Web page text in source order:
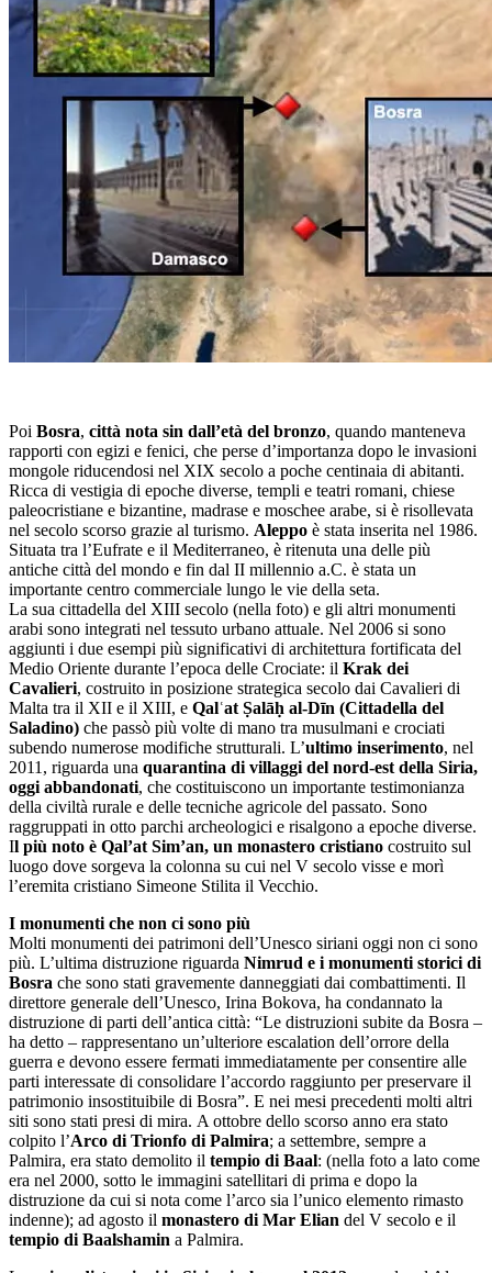
Poi Bosra, città nota sin dall’età del bronzo, quando manteneva
rapporti con egizi e fenici, che perse d’importanza dopo le invasioni
mongole riducendosi nel XIX secolo a poche centinaia di abitanti.
Ricca di vestigia di epoche diverse, templi e teatri romani, chiese
paleocristiane e bizantine, madrase e moschee arabe, si è risollevata
nel secolo scorso grazie al turismo. Aleppo è stata inserita nel 1986.
Situata tra l’Eufrate e il Mediterraneo, è ritenuta una delle più
antiche città del mondo e fin dal II millennio a.C. è stata un
importante centro commerciale lungo le vie della seta.
La sua cittadella del XIII secolo (nella foto) e gli altri monumenti
arabi sono integrati nel tessuto urbano attuale. Nel 2006 si sono
aggiunti i due esempi più significativi di architettura fortificata del
Medio Oriente durante l’epoca delle Crociate: il Krak dei
Cavalieri, costruito in posizione strategica secolo dai Cavalieri di
Malta tra il XII e il XIII, e Qalʿat Ṣalāḥ al-Dīn (Cittadella del
Saladino) che passò più volte di mano tra musulmani e crociati
subendo numerose modifiche strutturali. L’ultimo inserimento, nel
2011, riguarda una quarantina di villaggi del nord-est della Siria,
oggi abbandonati, che costituiscono un importante testimonianza
della civiltà rurale e delle tecniche agricole del passato. Sono
raggruppati in otto parchi archeologici e risalgono a epoche diverse.
Il più noto è Qal’at Sim’an, un monastero cristiano costruito sul
luogo dove sorgeva la colonna su cui nel V secolo visse e morì
l’eremita cristiano Simeone Stilita il Vecchio.
I monumenti che non ci sono più
Molti monumenti dei patrimoni dell’Unesco siriani oggi non ci sono
più. L’ultima distruzione riguarda Nimrud e i monumenti storici di
Bosra che sono stati gravemente danneggiati dai combattimenti. Il
direttore generale dell’Unesco, Irina Bokova, ha condannato la
distruzione di parti dell’antica città: “Le distruzioni subite da Bosra –
ha detto – rappresentano un’ulteriore escalation dell’orrore della
guerra e devono essere fermati immediatamente per consentire alle
parti interessate di consolidare l’accordo raggiunto per preservare il
patrimonio insostituibile di Bosra”. E nei mesi precedenti molti altri
siti sono stati presi di mira. A ottobre dello scorso anno era stato
colpito l’Arco di Trionfo di Palmira; a settembre, sempre a
Palmira, era stato demolito il tempio di Baal: (nella foto a lato come
era nel 2000, sotto le immagini satellitari di prima e dopo la
distruzione da cui si nota come l’arco sia l’unico elemento rimasto
indenne); ad agosto il monastero di Mar Elian del V secolo e il
tempio di Baalshamin a Palmira.